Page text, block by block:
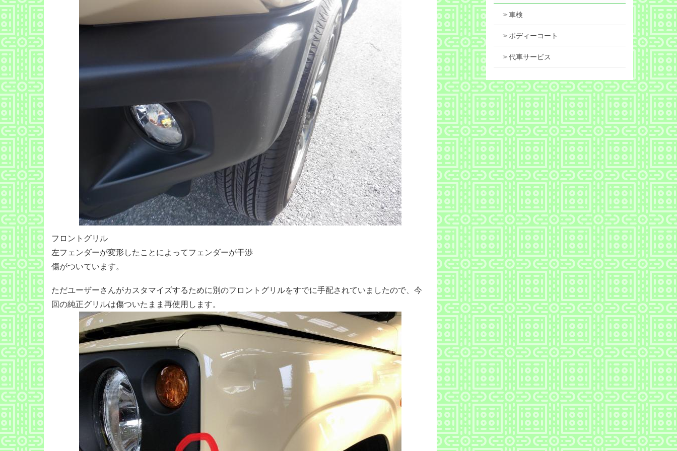
フロントグリル
左フェンダーが変形したことによってフェンダーが干渉
傷がついています。
ただユーザーさんがカスタマイズするために別のフロントグリルをすでに手配されていましたので、今
回の純正グリルは傷ついたまま再使用します。
車検
ボディーコート
代車サービス